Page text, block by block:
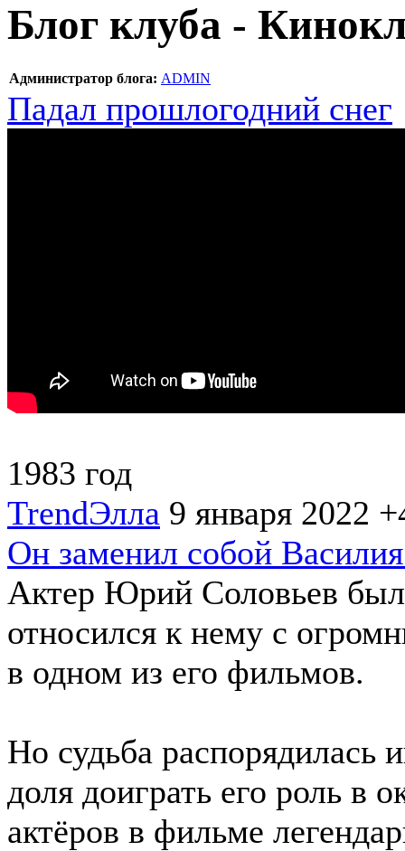
Блог клуба -
Администратор блога: ADMIN
Падал прошлогодний снег
1983 год
TrendЭлла 9 января 2022
Он заменил собой
Актер Юрий Соловьев
относился к нему с
в одном из его фильмов.
Но судьба распорядилась
доля доиграть его роль в
актёров в фильме